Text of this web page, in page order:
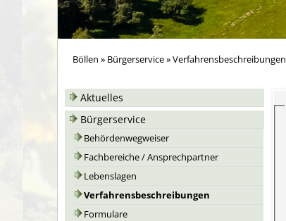
Böllen » Bürgerservice»Verfahrensbeschreibungen
Aktuelles
Bürgerservice
Behördenwegweiser
Fachbereiche / Ansprechpartner
Lebenslagen
Verfahrensbeschreibungen
Formulare